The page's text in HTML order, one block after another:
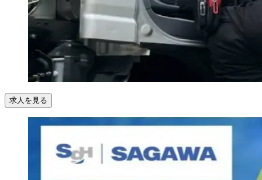
求人を見る